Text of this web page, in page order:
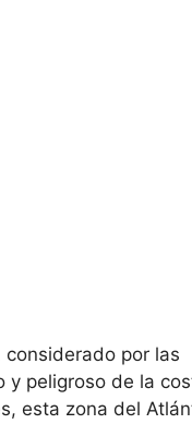
por las
y peligroso de la
esta zona del